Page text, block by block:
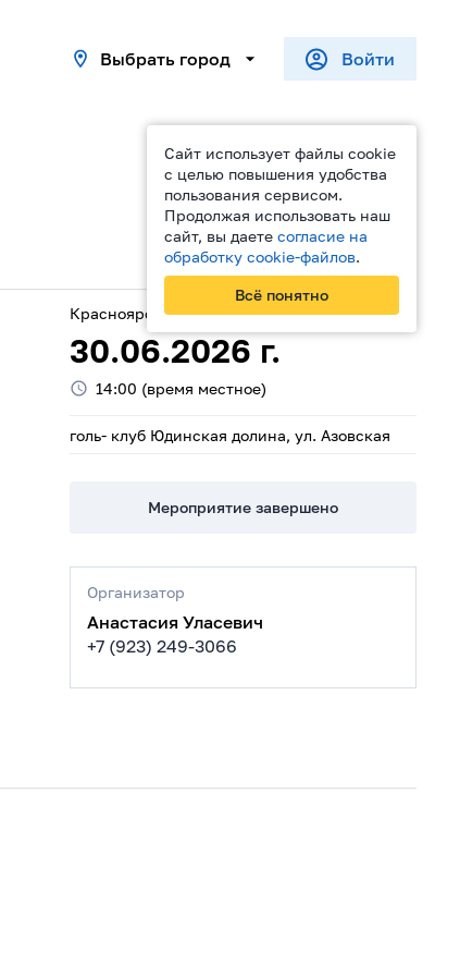
Выбрать город Войти
Сайт использует файлы cookie
с целью повышения удобства
пользования сервисом.
Продолжая использовать наш
сайт, вы даете согласие на
обработку cookie-файлов.
Всё понятно
Поделиться
Красноярск
30.06.2026 г.
14:00 (время местное)
голь- клуб Юдинская долина, ул. Азовская
Мероприятие завершено
Организатор
Анастасия Уласевич
+7 (923) 249-3066